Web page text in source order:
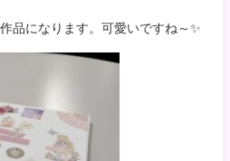
品になります。可愛いですね～✨